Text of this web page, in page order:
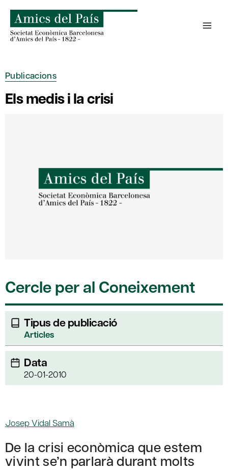
content
Publicacions
Els medis i la crisi
Cercle per al Coneixement
Tipus de publicació
Articles
Data
20-01-2010
Josep Vidal Samà
De la crisi econòmica que estem
vivint se’n parlarà durant molts